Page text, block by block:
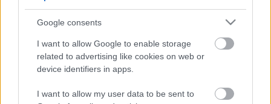
Google consents
I want to allow Google to enable storage
related to advertising like cookies on web or
device identifiers in apps.
I want to allow my user data to be sent to
láthatjuk majd a Hunyadi sorozatot is
| 2024.04.02 14:50
műsorkínálatába.